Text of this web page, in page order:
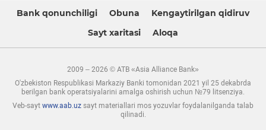
Bank qonunchiligi Obuna
Kengaytirilgan qidiruv
Sayt xaritasi
Aloqa
2009 – 2026 © ATB «Asia Alliance Bank»
O'zbekiston Respublikasi Markaziy Banki tomonidan 2021 yil 25 dekabrda
berilgan bank operatsiyalarini amalga oshirish uchun №79 litsenziya.
Veb-sayt www.aab.uz sayt materiallari mos yozuvlar foydalanilganda talab
qilinadi.